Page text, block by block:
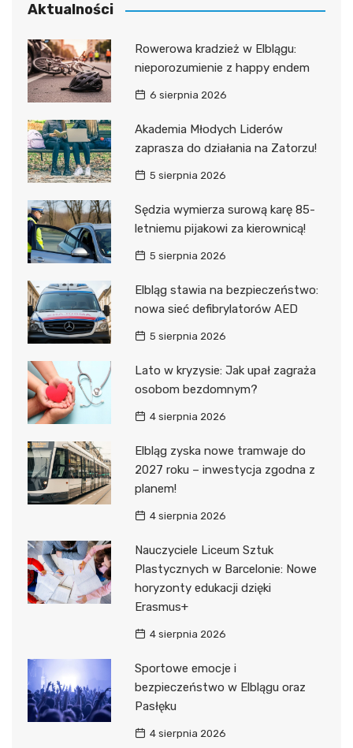
Aktualności
Rowerowa kradzież w Elblągu:
nieporozumienie z happy endem
6 sierpnia 2026
Akademia Młodych Liderów
zaprasza do działania na Zatorzu!
5 sierpnia 2026
Sędzia wymierza surową karę 85-
letniemu pijakowi za kierownicą!
5 sierpnia 2026
Elbląg stawia na bezpieczeństwo:
nowa sieć defibrylatorów AED
5 sierpnia 2026
Lato w kryzysie: Jak upał zagraża
osobom bezdomnym?
4 sierpnia 2026
Elbląg zyska nowe tramwaje do
2027 roku – inwestycja zgodna z
planem!
4 sierpnia 2026
Nauczyciele Liceum Sztuk
Plastycznych w Barcelonie: Nowe
horyzonty edukacji dzięki
Erasmus+
4 sierpnia 2026
Sportowe emocje i
bezpieczeństwo w Elblągu oraz
Pasłęku
4 sierpnia 2026